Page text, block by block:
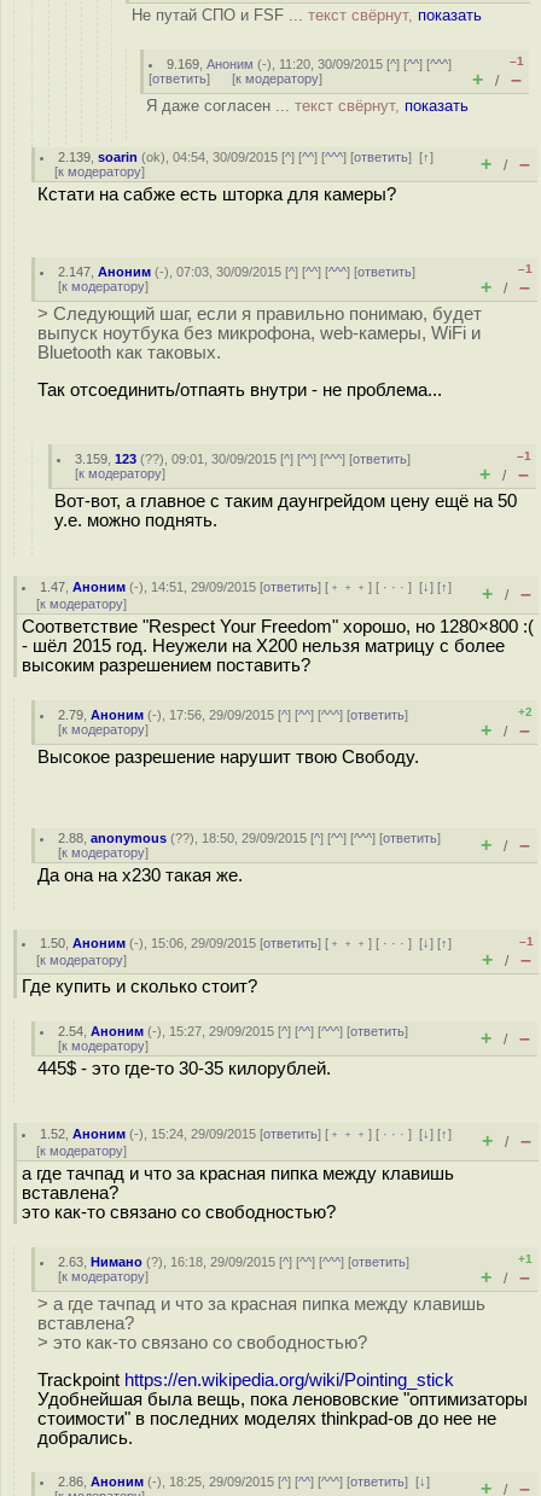
Не путай СПО и FSF ... текст свёрнут, показать
9.169 ,Аноним (-), 11:20, 30/09/2015 [^] [^^] [^^^]
[ответить] [к модератору]
–1
+ / –
Я даже согласен ... текст свёрнут, показать
2.139 ,soarin (ok), 04:54, 30/09/2015 [^] [^^] [^^^] [ответить][↑]
[к модератору] + / –
Кстати на сабже есть шторка для камеры?
2.147 ,Аноним (-), 07:03, 30/09/2015 [^] [^^] [^^^] [ответить]
[к модератору]
–1
+ / –
> Следующий шаг, если я правильно понимаю, будет
выпуск ноутбука без микрофона, web-камеры, WiFi и
Bluetooth как таковых.
Так отсоединить/отпаять внутри - не проблема...
3.159 ,123 (??), 09:01, 30/09/2015 [^] [^^] [^^^] [ответить]
[к модератору]
–1
+ / –
Вот-вот, а главное с таким даунгрейдом цену ещё на 50
у.е. можно поднять.
1.47 ,Аноним (-), 14:51, 29/09/2015 [ответить] [ ﹢﹢﹢] [ · · ·][↓] [↑]
[к модератору] + / –
Соответствие "Respect Your Freedom" хорошо, но 1280×800 :(
- шёл 2015 год. Неужели на X200 нельзя матрицу с более
высоким разрешением поставить?
2.79 ,Аноним (-), 17:56, 29/09/2015 [^] [^^] [^^^] [ответить]
[к модератору]
+2
+ / –
Высокое разрешение нарушит твою Свободу.
2.88 ,anonymous (??), 18:50, 29/09/2015 [^] [^^] [^^^] [ответить]
[к модератору] + / –
Да она на x230 такая же.
1.50 ,Аноним (-), 15:06, 29/09/2015 [ответить] [ ﹢﹢﹢] [ · · ·][↓] [↑]
[к модератору]
–1
+ / –
Где купить и сколько стоит?
2.54 ,Аноним (-), 15:27, 29/09/2015 [^] [^^] [^^^] [ответить]
[к модератору] + / –
445$ - это где-то 30-35 килорублей.
1.52 ,Аноним (-), 15:24, 29/09/2015 [ответить] [ ﹢﹢﹢] [ · · ·][↓] [↑]
[к модератору] + / –
а где тачпад и что за красная пипка между клавишь
вставлена?
это как-то связано со свободностью?
2.63 ,Нимано (?), 16:18, 29/09/2015 [^] [^^] [^^^] [ответить]
[к модератору]
+1
+ / –
> а где тачпад и что за красная пипка между клавишь
вставлена?
> это как-то связано со свободностью?
Trackpoint https://en.wikipedia.org/wiki/Pointing_stick
Удобнейшая была вещь, пока ленововские "оптимизаторы
стоимости" в последних моделях thinkpad-ов до нее не
добрались.
2.86 ,Аноним (-), 18:25, 29/09/2015 [^] [^^] [^^^] [ответить][↓]
+ / –